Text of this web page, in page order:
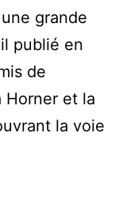
grande
publié en
de
Horner et la
la voie